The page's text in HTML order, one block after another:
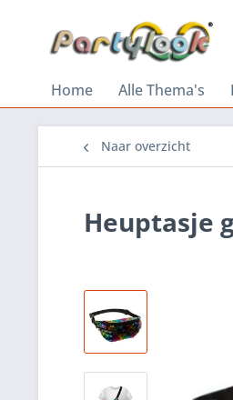
Home Alle Thema's
Naar overzicht
Heuptasje